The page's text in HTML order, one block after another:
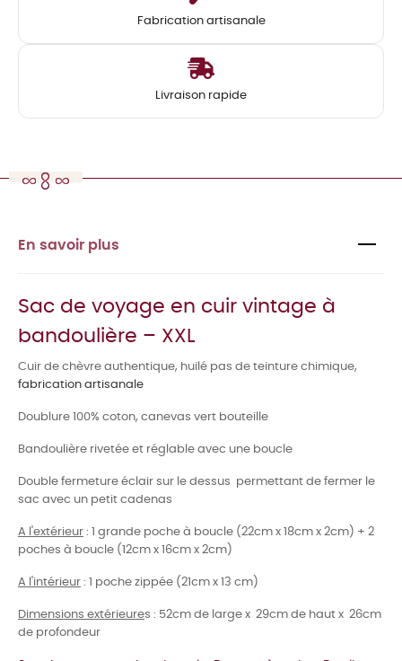
Fabrication artisanale
Livraison rapide
En savoir plus
Sac de voyage en cuir vintage à
bandoulière – XXL
Cuir de chèvre authentique, huilé pas de teinture chimique,
fabrication artisanale
Doublure 100% coton, canevas vert bouteille
Bandoulière rivetée et réglable avec une boucle
Double fermeture éclair sur le dessus permettant de fermer le
sac avec un petit cadenas
A l'extérieur : 1 grande poche à boucle (22cm x 18cm x 2cm) + 2
poches à boucle (12cm x 16cm x 2cm)
A l'intérieur : 1 poche zippée (21cm x 13 cm)
Dimensions extérieures : 52cm de large x 29cm de haut x 26cm
de profondeur